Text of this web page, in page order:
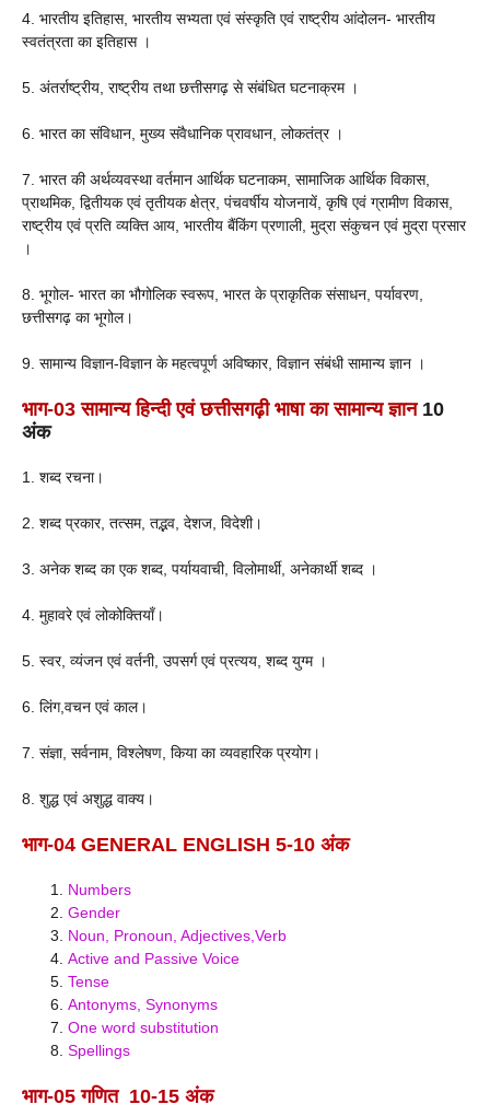
4. भारतीय इतिहास, भारतीय सभ्यता एवं संस्कृति एवं राष्ट्रीय आंदोलन- भारतीय
स्वतंत्रता का इतिहास ।
5. अंतर्राष्ट्रीय, राष्ट्रीय तथा छत्तीसगढ़ से संबंधित घटनाक्रम ।
6. भारत का संविधान, मुख्य संवैधानिक प्रावधान, लोकतंत्र ।
7. भारत की अर्थव्यवस्था वर्तमान आर्थिक घटनाकम, सामाजिक आर्थिक विकास,
प्राथमिक, द्वितीयक एवं तृतीयक क्षेत्र, पंचवर्षीय योजनायें, कृषि एवं ग्रामीण विकास,
राष्ट्रीय एवं प्रति व्यक्ति आय, भारतीय बैंकिंग प्रणाली, मुद्रा संकुचन एवं मुद्रा प्रसार
।
8. भूगोल- भारत का भौगोलिक स्वरूप, भारत के प्राकृतिक संसाधन, पर्यावरण,
छत्तीसगढ़ का भूगोल।
9. सामान्य विज्ञान-विज्ञान के महत्वपूर्ण अविष्कार, विज्ञान संबंधी सामान्य ज्ञान ।
भाग-03 सामान्य हिन्दी एवं छत्तीसगढ़ी भाषा का सामान्य ज्ञान10
अंक
1. शब्द रचना।
2. शब्द प्रकार, तत्सम, तद्भव, देशज, विदेशी।
3. अनेक शब्द का एक शब्द, पर्यायवाची, विलोमार्थी, अनेकार्थी शब्द ।
4. मुहावरे एवं लोकोक्तियाँ।
5. स्वर, व्यंजन एवं वर्तनी, उपसर्ग एवं प्रत्यय, शब्द युग्म ।
6. लिंग,वचन एवं काल।
7. संज्ञा, सर्वनाम, विश्लेषण, किया का व्यवहारिक प्रयोग।
8. शुद्ध एवं अशुद्ध वाक्य।
भाग-04 GENERAL ENGLISH 5-10 अंक
Numbers
Gender
Noun, Pronoun, Adjectives,Verb
Active and Passive Voice
Tense
Antonyms, Synonyms
One word substitution
Spellings
भाग-05 गणित 10-15 अंक